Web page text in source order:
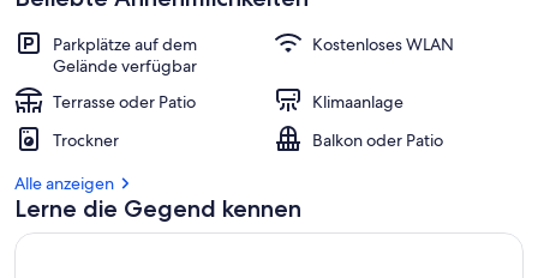
Parkplätze auf dem
Gelände verfügbar
Kostenloses WLAN
Terrasse oder Patio
Klimaanlage
Trockner
Balkon oder Patio
Alle anzeigen
Lerne die Gegend kennen